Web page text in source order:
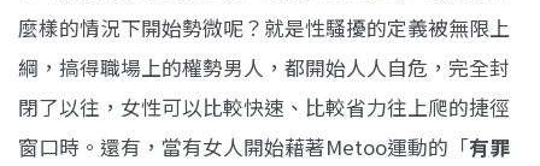
麼樣的情況下開始勢微呢？就是性騷擾的定義被無限上
綱，搞得職場上的權勢男人，都開始人人自危，完全封
閉了以往，女性可以比較快速、比較省力往上爬的捷徑
窗口時。還有，當有女人開始藉著Metoo運動的「有罪